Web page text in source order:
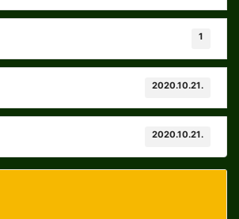
1
2020.10.21.
2020.10.21.